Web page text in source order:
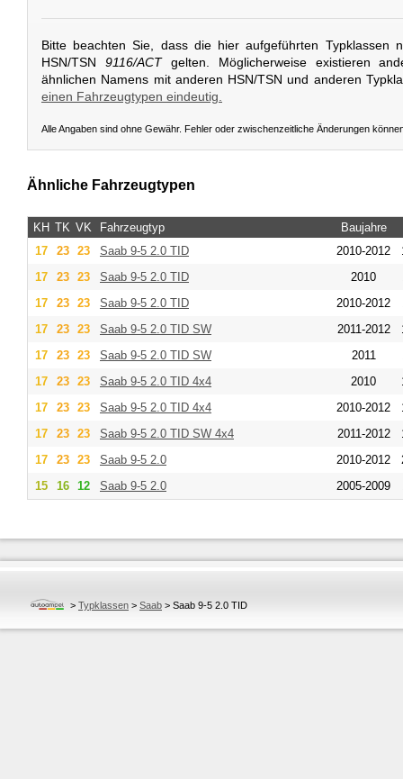
Bitte beachten Sie, dass die hier aufgeführten Typklassen
HSN/TSN 9116/ACTgelten. Möglicherweise existieren
ähnlichen Namens mit anderen HSN/TSN und anderen
einen Fahrzeugtypen eindeutig.
Alle Angaben sind ohne Gewähr. Fehler oder zwischenzeitliche Änderungen
Ähnliche Fahrzeugtypen
KH TK VK Fahrzeugtyp
Baujahre
17
23 23 Saab 9-5 2.0 TID 2010-2012
17
23 23 Saab 9-5 2.0 TID 2010
17
23 23 Saab 9-5 2.0 TID 2010-2012
17
23 23 Saab 9-5 2.0 TID SW 2011-2012
17
23 23 Saab 9-5 2.0 TID SW 2011
17
23 23 Saab 9-5 2.0 TID 4x4 2010
17
23 23 Saab 9-5 2.0 TID 4x4 2010-2012
17
23 23 Saab 9-5 2.0 TID SW 4x4 2011-2012
17
23 23 Saab 9-5 2.0 2010-2012
15
16 12 Saab 9-5 2.0 2005-2009
> Typklassen > Saab > Saab 9-5 2.0 TID